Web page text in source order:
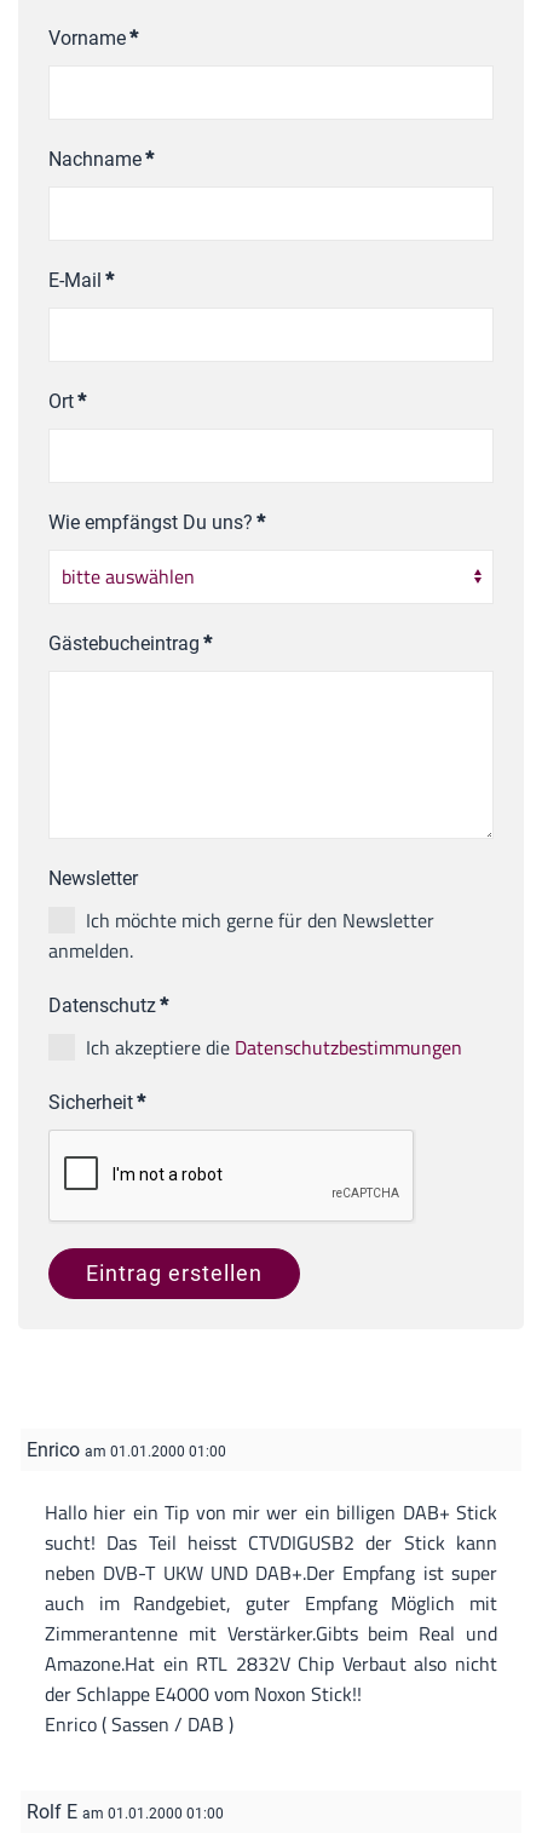
Vorname*
Nachname*
E-Mail *
Ort*
Wie empfängst Du uns? *
Gästebucheintrag *
Newsletter
Ich möchte mich gerne für den Newsletter
anmelden.
Datenschutz*
Ich akzeptiere die Datenschutzbestimmungen
Sicherheit*
Eintrag erstellen
Enrico am 01.01.2000 01:00
Hallo hier ein Tip von mir wer ein billigen DAB+ Stick
sucht! Das Teil heisst CTVDIGUSB2 der Stick kann
neben DVB-T UKW UND DAB+.Der Empfang ist super
auch im Randgebiet, guter Empfang Möglich mit
Zimmerantenne mit Verstärker.Gibts beim Real und
Amazone.Hat ein RTL 2832V Chip Verbaut also nicht
der Schlappe E4000 vom Noxon Stick!!
Enrico ( Sassen / DAB )
Rolf E am 01.01.2000 01:00